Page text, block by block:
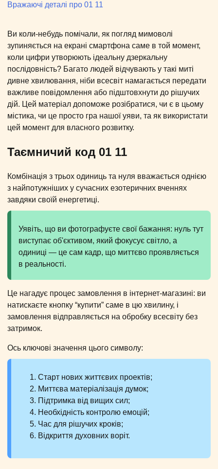
Вражаючі деталі про 01 11
Ви коли-небудь помічали, як погляд мимоволі
зупиняється на екрані смартфона саме в той момент,
коли цифри утворюють ідеальну дзеркальну
послідовність? Багато людей відчувають у такі миті
дивне хвилювання, ніби всесвіт намагається передати
важливе повідомлення або підштовхнути до рішучих
дій. Цей матеріал допоможе розібратися, чи є в цьому
містика, чи це просто гра нашої уяви, та як використати
цей момент для власного розвитку.
Таємничий код 01 11
Комбінація з трьох одиниць та нуля вважається однією
з найпотужніших у сучасних езотеричних вченнях
завдяки своїй енергетиці.
Уявіть, що ви фотографуєте свої бажання: нуль тут
виступає об'єктивом, який фокусує світло, а
одиниці — це сам кадр, що миттєво проявляється
в реальності.
Це нагадує процес замовлення в інтернет-магазині: ви
натискаєте кнопку “купити” саме в цю хвилину, і
замовлення відправляється на обробку всесвіту без
затримок.
Ось ключові значення цього символу:
Старт нових життєвих проектів;
Миттєва матеріалізація думок;
Підтримка від вищих сил;
Необхідність контролю емоцій;
Час для рішучих кроків;
Відкриття духовних воріт.